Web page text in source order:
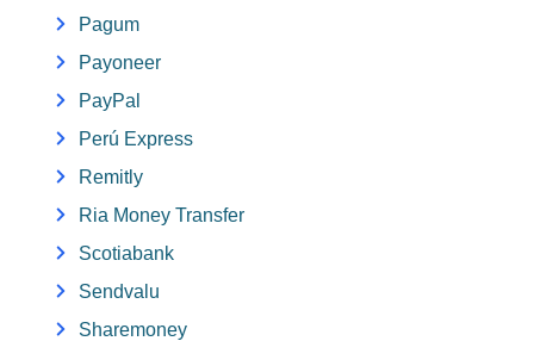
Pagum
Payoneer
PayPal
Perú Express
Remitly
Ria Money Transfer
Scotiabank
Sendvalu
Sharemoney